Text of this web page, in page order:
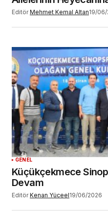
Editör Mehmet Kemal Altan19/
GENEL
Küçükçekmece
Devam
Editör Kenan Yüceel19/06/2026